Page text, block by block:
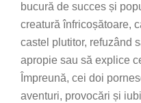
bucură de succes și
creatură înfricoșătoare,
castel plutitor, refuzând
apropie sau să explice
Împreună, cei doi
aventuri, provocări și